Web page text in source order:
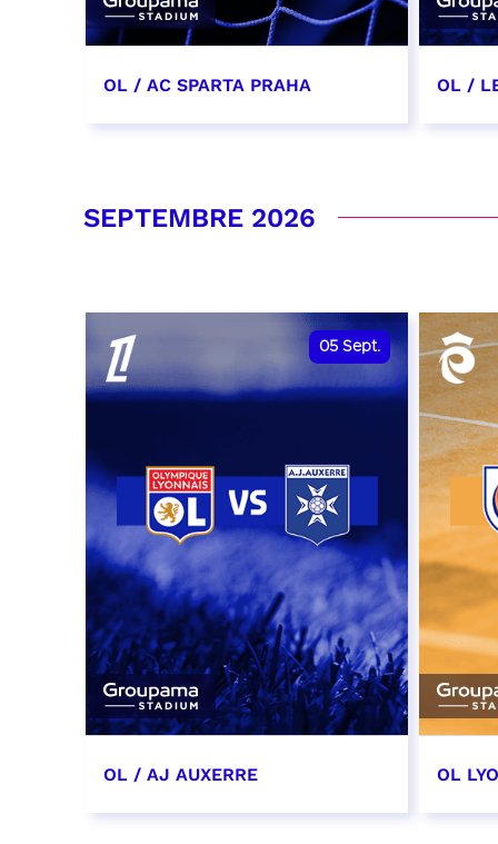
OL / AC SPARTA PRAHA OL /
SEPTEMBRE 2026
05 Sept.
OL / AJ AUXERRE OL